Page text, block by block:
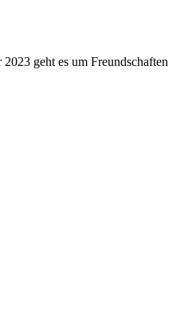
geht es um Freundschaften